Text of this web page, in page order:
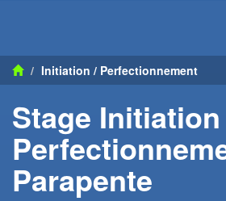
Initiation / Perfectionnement
Stage
Parapente